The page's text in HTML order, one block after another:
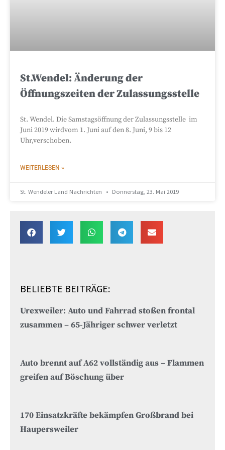
St.Wendel: Änderung der
Öffnungszeiten der Zulassungsstelle
St. Wendel. Die Samstagsöffnung der Zulassungsstelle im
Juni 2019 wirdvom 1. Juni auf den 8. Juni, 9 bis 12
Uhr,verschoben.
WEITERLESEN »
St. Wendeler Land Nachrichten Donnerstag, 23. Mai 2019
BELIEBTE BEITRÄGE:
Urexweiler: Auto und Fahrrad stoßen frontal
zusammen – 65-Jähriger schwer verletzt
Auto brennt auf A62 vollständig aus – Flammen
greifen auf Böschung über
170 Einsatzkräfte bekämpfen Großbrand bei
Haupersweiler